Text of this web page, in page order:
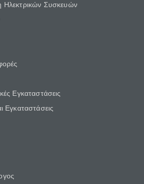
Ηλεκτρικών Συσκευών
Εγκαταστάσεις
Εγκαταστάσεις